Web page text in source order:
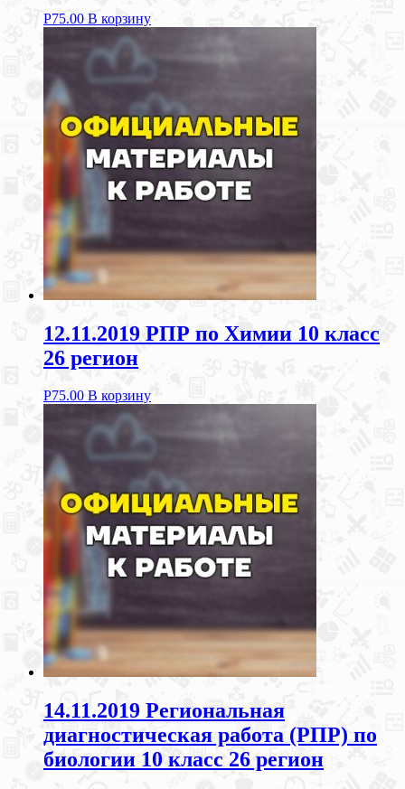
Р75.00 В корзину
12.11.2019 РПР по Химии 10 класс
26 регион
Р75.00 В корзину
14.11.2019 Региональная
диагностическая работа (РПР) по
биологии 10 класс 26 регион